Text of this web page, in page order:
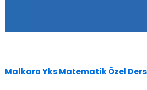
Malkara Yks Matematik Özel Ders